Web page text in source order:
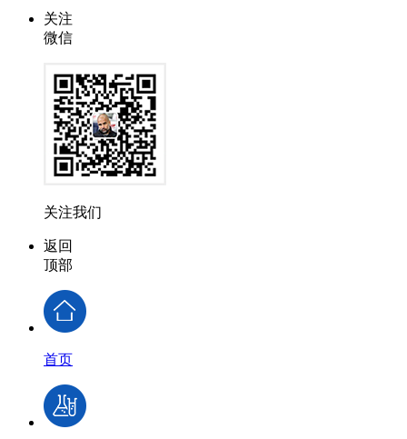
关注
微信
关注我们
返回
顶部
首页